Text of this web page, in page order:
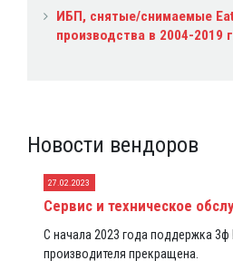
ИБП, снятые/снимаемые
производства в 2004-2019
Новости вендоров
27.02.2023
Сервис и техническое
С начала 2023 года поддержка 3ф
производителя прекращена.